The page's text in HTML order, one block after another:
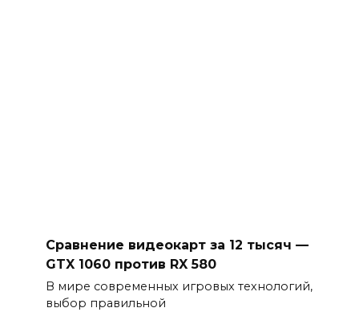
Сравнение видеокарт за 12 тысяч —
GTX 1060 против RX 580
В мире современных игровых технологий,
выбор правильной